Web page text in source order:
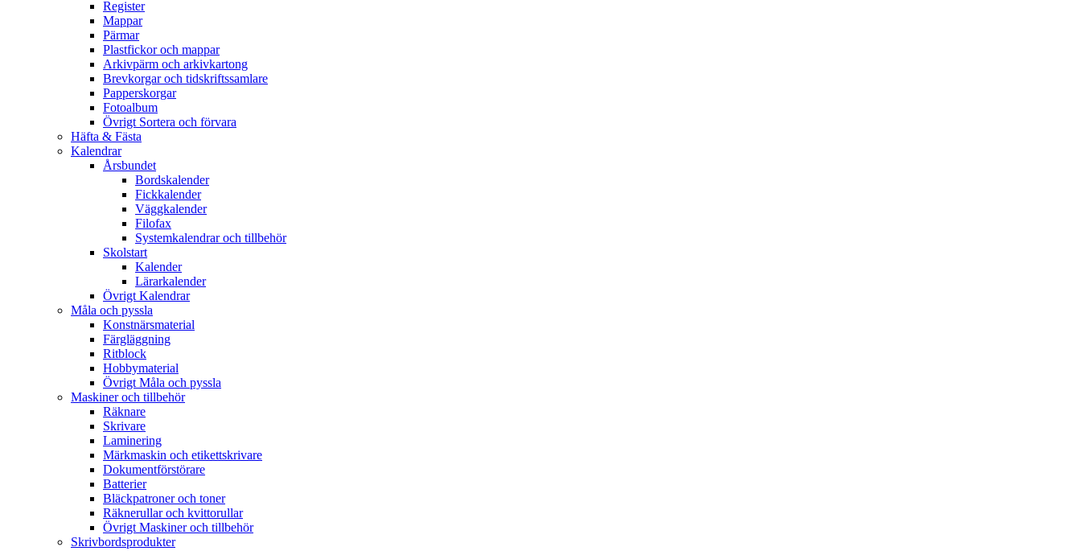
Register
Mappar
Pärmar
Plastfickor och mappar
Arkivpärm och arkivkartong
Brevkorgar och tidskriftssamlare
Papperskorgar
Fotoalbum
Övrigt Sortera och förvara
Häfta & Fästa
Kalendrar
Årsbundet
Bordskalender
Fickkalender
Väggkalender
Filofax
Systemkalendrar och tillbehör
Skolstart
Kalender
Lärarkalender
Övrigt Kalendrar
Måla och pyssla
Konstnärsmaterial
Färgläggning
Ritblock
Hobbymaterial
Övrigt Måla och pyssla
Maskiner och tillbehör
Räknare
Skrivare
Laminering
Märkmaskin och etikettskrivare
Dokumentförstörare
Batterier
Bläckpatroner och toner
Räknerullar och kvittorullar
Övrigt Maskiner och tillbehör
Skrivbordsprodukter